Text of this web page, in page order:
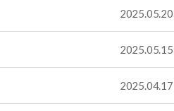
2025.05.20
2025.05.15
2025.04.17